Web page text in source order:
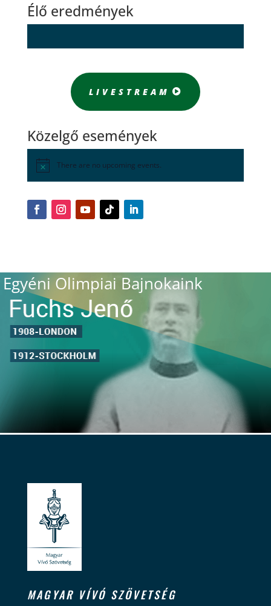
Élő eredmények
LIVESTREAM
Közelgő események
There are no upcoming events.
Egyéni Olimpiai Bajnokaink
MAGYAR VÍVÓ SZÖVETSÉG